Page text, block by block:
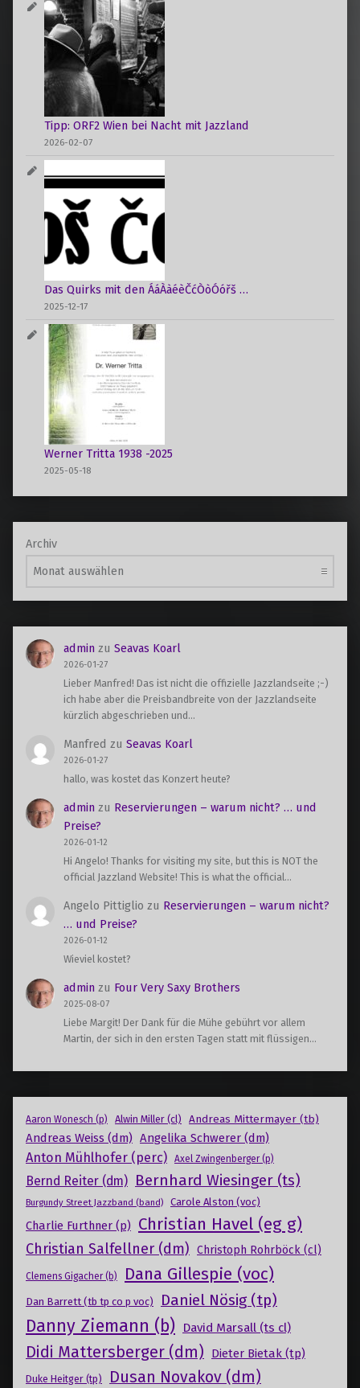
Tipp: ORF2 Wien bei Nacht mit Jazzland
2026-02-07
Das Quirks mit den ÁáÀàéèČćÒòÓóřš …
2025-12-17
Werner Tritta 1938 -2025
2025-05-18
Archiv
admin zuSeavas Koarl
2026-01-27
Lieber Manfred! Das ist nicht die offizielle Jazzlandseite ;-)
ich habe aber die Preisbandbreite von der Jazzlandseite
kürzlich abgeschrieben und…
Manfred zuSeavas Koarl
2026-01-27
hallo, was kostet das Konzert heute?
admin zu Reservierungen – warum nicht? … und
Preise?
2026-01-12
Hi Angelo! Thanks for visiting my site, but this is NOT the
official Jazzland Website! This is what the official…
Angelo Pittiglio zu Reservierungen – warum nicht?
… und Preise?
2026-01-12
Wieviel kostet?
admin zu Four Very Saxy Brothers
2025-08-07
Liebe Margit! Der Dank für die Mühe gebührt vor allem
Martin, der sich in den ersten Tagen statt mit flüssigen…
Aaron Wonesch (p) Alwin Miller (cl) Andreas Mittermayer (tb)
Andreas Weiss (dm) Angelika Schwerer (dm)
Anton Mühlhofer (perc) Axel Zwingenberger (p)
Bernd Reiter (dm) Bernhard Wiesinger (ts)
Burgundy Street Jazzband (band) Carole Alston (voc)
Charlie Furthner (p) Christian Havel (eg g)
Christian Salfellner (dm) Christoph Rohrböck (cl)
Clemens Gigacher (b) Dana Gillespie (voc)
Dan Barrett (tb tp co p voc) Daniel Nösig (tp)
Danny Ziemann (b) David Marsall (ts cl)
Didi Mattersberger (dm) Dieter Bietak (tp)
Duke Heitger (tp) Dusan Novakov (dm)